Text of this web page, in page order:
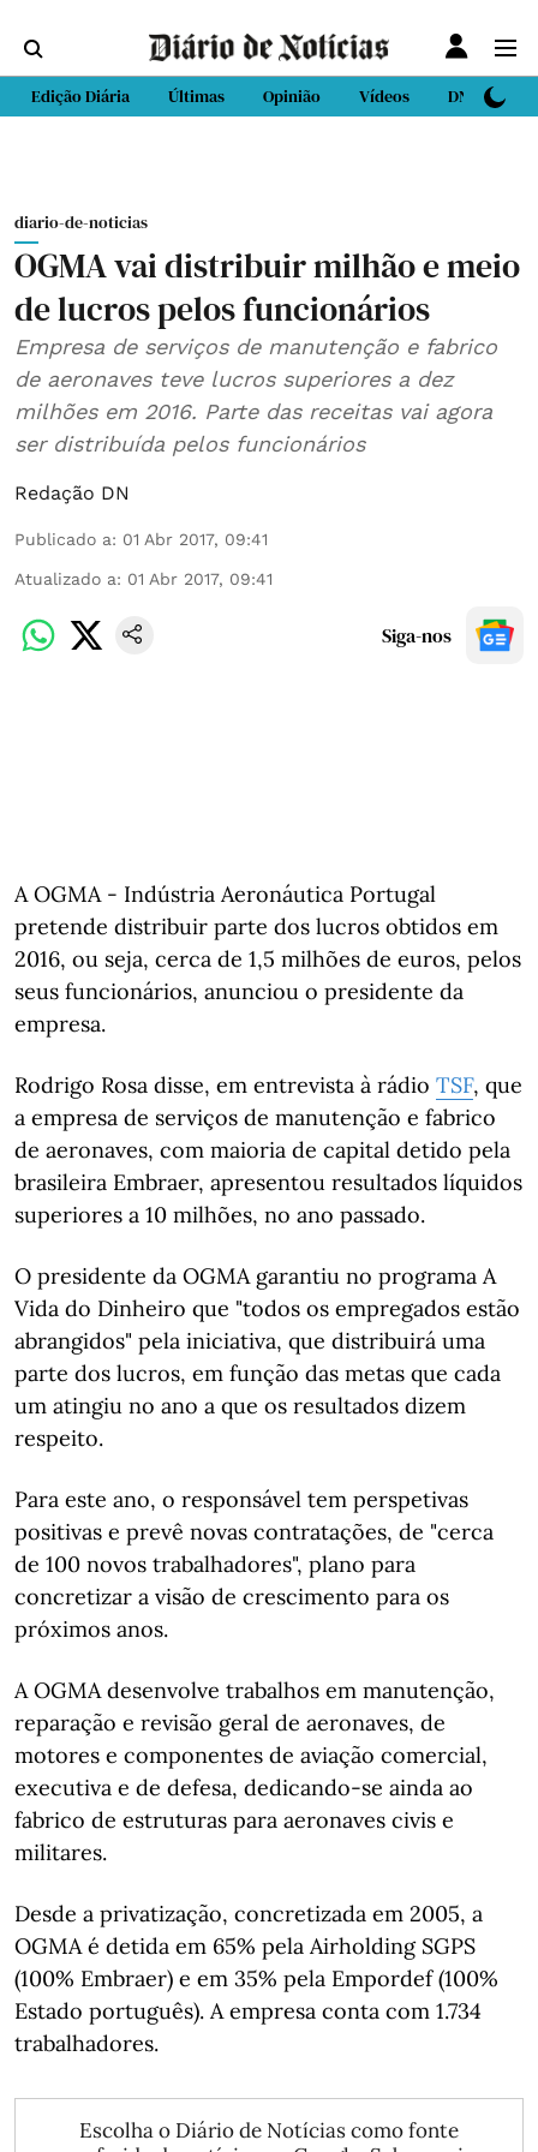
Edição Diária Últimas Opinião Vídeos DN Sport
diario-de-noticias
OGMA vai distribuir milhão e meio
de lucros pelos funcionários
Empresa de serviços de manutenção e fabrico
de aeronaves teve lucros superiores a dez
milhões em 2016. Parte das receitas vai agora
ser distribuída pelos funcionários
Redação DN
Publicado a: 01 Abr 2017, 09:41
Atualizado a: 01 Abr 2017, 09:41
Siga-nos
A OGMA - Indústria Aeronáutica Portugal
pretende distribuir parte dos lucros obtidos em
2016, ou seja, cerca de 1,5 milhões de euros, pelos
seus funcionários, anunciou o presidente da
empresa.
Rodrigo Rosa disse, em entrevista à rádio TSF, que
a empresa de serviços de manutenção e fabrico
de aeronaves, com maioria de capital detido pela
brasileira Embraer, apresentou resultados líquidos
superiores a 10 milhões, no ano passado.
O presidente da OGMA garantiu no programa A
Vida do Dinheiro que "todos os empregados estão
abrangidos" pela iniciativa, que distribuirá uma
parte dos lucros, em função das metas que cada
um atingiu no ano a que os resultados dizem
respeito.
Para este ano, o responsável tem perspetivas
positivas e prevê novas contratações, de "cerca
de 100 novos trabalhadores", plano para
concretizar a visão de crescimento para os
próximos anos.
A OGMA desenvolve trabalhos em manutenção,
reparação e revisão geral de aeronaves, de
motores e componentes de aviação comercial,
executiva e de defesa, dedicando-se ainda ao
fabrico de estruturas para aeronaves civis e
militares.
Desde a privatização, concretizada em 2005, a
OGMA é detida em 65% pela Airholding SGPS
(100% Embraer) e em 35% pela Empordef (100%
Estado português). A empresa conta com 1.734
trabalhadores.
Escolha o Diário de Notícias como fonte